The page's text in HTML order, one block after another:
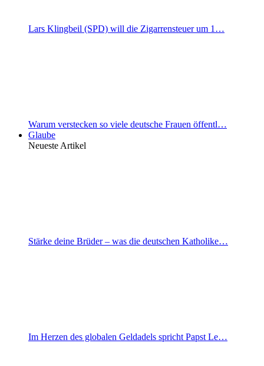
Lars Klingbeil (SPD) will die Zigarrensteuer um 1…
Warum verstecken so viele deutsche Frauen öffentl…
Glaube
Neueste Artikel
Stärke deine Brüder – was die deutschen Katholike…
Im Herzen des globalen Geldadels spricht Papst Le…